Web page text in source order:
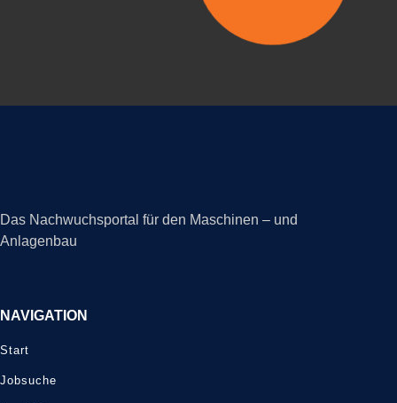
Das Nachwuchsportal für den Maschinen – und
Anlagenbau
NAVIGATION
Start
Jobsuche